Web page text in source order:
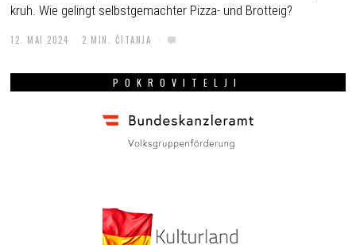
kruh. Wie gelingt selbstgemachter Pizza- und Brotteig?
12. MAI 2024 2 MIN. ČITANJA
POKROVITELJI